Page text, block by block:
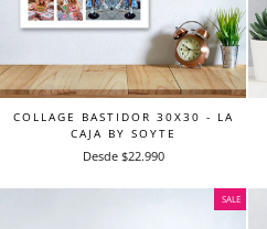
COLLAGE BASTIDOR 30X30 - LA
CAJA BY SOYTE
Desde $22.990
SALE